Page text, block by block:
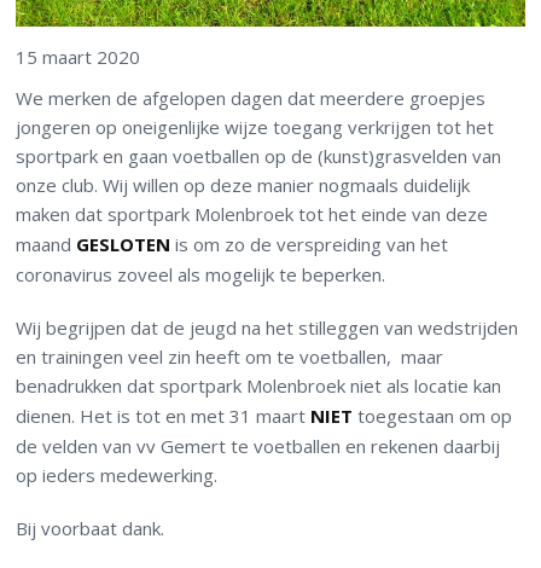
15 maart 2020
We merken de afgelopen dagen dat meerdere groepjes
jongeren op oneigenlijke wijze toegang verkrijgen tot het
sportpark en gaan voetballen op de (kunst)grasvelden van
onze club. Wij willen op deze manier nogmaals duidelijk
maken dat sportpark Molenbroek tot het einde van deze
maand GESLOTEN is om zo de verspreiding van het
coronavirus zoveel als mogelijk te beperken.
Wij begrijpen dat de jeugd na het stilleggen van wedstrijden
en trainingen veel zin heeft om te voetballen, maar
benadrukken dat sportpark Molenbroek niet als locatie kan
dienen. Het is tot en met 31 maart NIET toegestaan om op
de velden van vv Gemert te voetballen en rekenen daarbij
op ieders medewerking.
Bij voorbaat dank.